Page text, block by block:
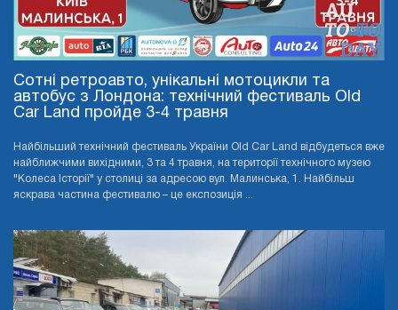
Сотні ретроавто, унікальні мотоцикли та
автобус з Лондона: технічний фестиваль Old
Car Land пройде 3-4 травня
Найбільший технічний фестиваль України Old Car Land відбудеться вже
найближчими вихідними, 3 та 4 травня, на території технічного музею
"Колеса Історії" у столиці за адресою вул. Малинська, 1. Найбільш
яскрава частина фестивалю – це експозиція ...